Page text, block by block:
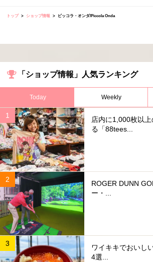
トップ ショップ情報 ピッコラ・オンダ/Piccola Onda
「ショップ情報」人気ランキング
Today Weekly
店内に1,000枚以
る「88tees...
ROGER DUNN
ー・...
ワイキキでおいし
4選...